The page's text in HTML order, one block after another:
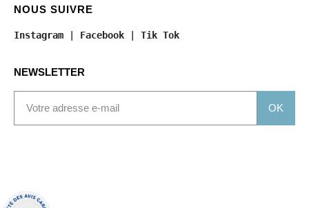
NOUS SUIVRE
Instagram Facebook Tik Tok
NEWSLETTER
OK